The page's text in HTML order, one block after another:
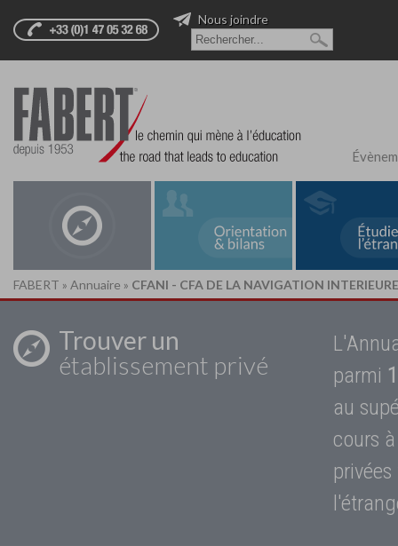
Nous joindre
FABERT » Annuaire » CFANI - CFA DE LA NAVIGATION INTERIEURE
Trouver un
établissement privé
parmi
au
cours